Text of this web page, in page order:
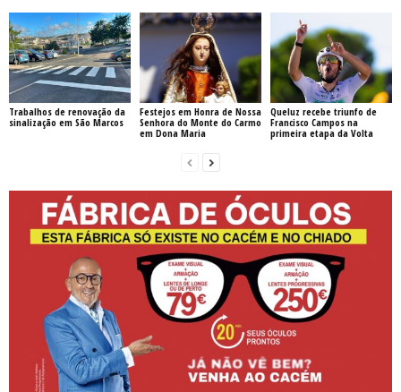
Trabalhos de renovação da
sinalização em São Marcos
Festejos em Honra de Nossa
Senhora do Monte do Carmo
em Dona Maria
Queluz recebe triunfo de
Francisco Campos na
primeira etapa da Volta